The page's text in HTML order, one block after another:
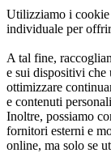
Utilizziamo i cookie
individuale per
A tal fine,
e sui dispositivi
ottimizzare
e contenuti
Inoltre, possiamo
fornitori esterni e
online, ma solo se